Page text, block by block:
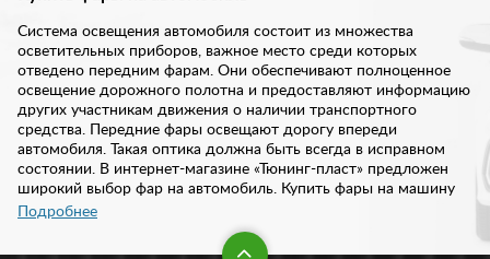
Система освещения автомобиля состоит из множества
осветительных приборов, важное место среди которых
отведено передним фарам. Они обеспечивают полноценное
освещение дорожного полотна и предоставляют информацию
других участникам движения о наличии транспортного
средства. Передние фары освещают дорогу впереди
автомобиля. Такая оптика должна быть всегда в исправном
состоянии. В интернет-магазине «Тюнинг-пласт» предложен
широкий выбор фар на автомобиль. Купить фары на машину
вы можете у нас по доступной цене.
Подробнее